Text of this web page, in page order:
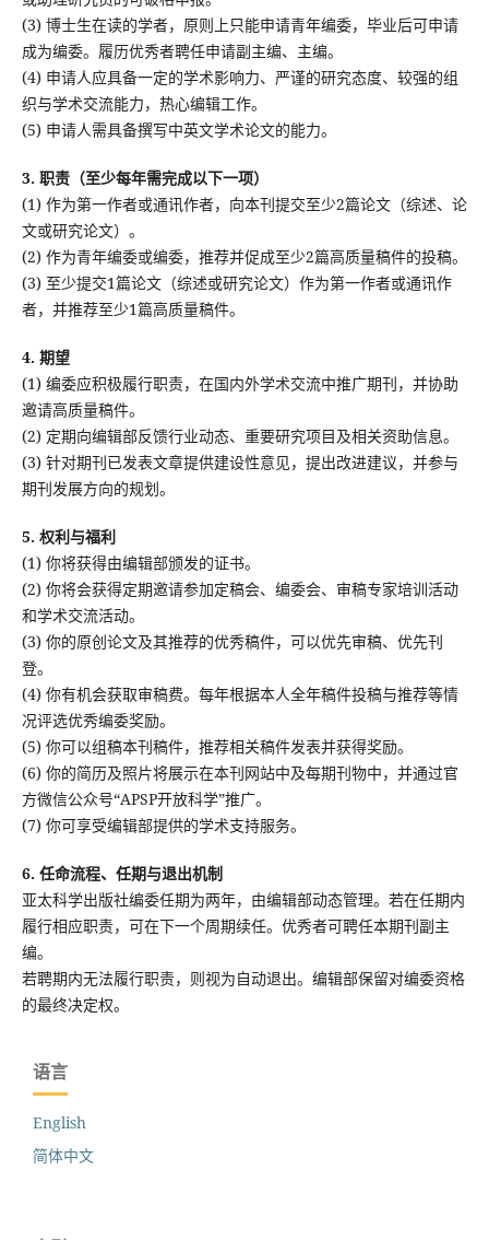
(3) 博士生在读的学者，原则上只能申请青年编委，毕业后可申请
成为编委。履历优秀者聘任申请副主编、主编。
(4) 申请人应具备一定的学术影响力、严谨的研究态度、较强的组
织与学术交流能力，热心编辑工作。
(5) 申请人需具备撰写中英文学术论文的能力。
3. 职责（至少每年需完成以下一项）
(1) 作为第一作者或通讯作者，向本刊提交至少2篇论文（综述、论
文或研究论文）。
(2) 作为青年编委或编委，推荐并促成至少2篇高质量稿件的投稿。
(3) 至少提交1篇论文（综述或研究论文）作为第一作者或通讯作
者，并推荐至少1篇高质量稿件。
4. 期望
(1) 编委应积极履行职责，在国内外学术交流中推广期刊，并协助
邀请高质量稿件。
(2) 定期向编辑部反馈行业动态、重要研究项目及相关资助信息。
(3) 针对期刊已发表文章提供建设性意见，提出改进建议，并参与
期刊发展方向的规划。
5. 权利与福利
(1) 你将获得由编辑部颁发的证书。
(2) 你将会获得定期邀请参加定稿会、编委会、审稿专家培训活动
和学术交流活动。
(3) 你的原创论文及其推荐的优秀稿件，可以优先审稿、优先刊
登。
(4) 你有机会获取审稿费。每年根据本人全年稿件投稿与推荐等情
况评选优秀编委奖励。
(5) 你可以组稿本刊稿件，推荐相关稿件发表并获得奖励。
(6) 你的简历及照片将展示在本刊网站中及每期刊物中，并通过官
方微信公众号“APSP开放科学”推广。
(7) 你可享受编辑部提供的学术支持服务。
6. 任命流程、任期与退出机制
亚太科学出版社编委任期为两年，由编辑部动态管理。若在任期内
履行相应职责，可在下一个周期续任。优秀者可聘任本期刊副主
编。
若聘期内无法履行职责，则视为自动退出。编辑部保留对编委资格
的最终决定权。
语言
English
简体中文